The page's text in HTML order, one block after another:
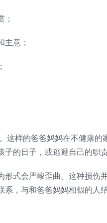
意；
这样的爸爸妈妈在不健康的
的日子，或逃避自己的职
式会严峻歪曲。这种损伤
，与和爸爸妈妈相似的人